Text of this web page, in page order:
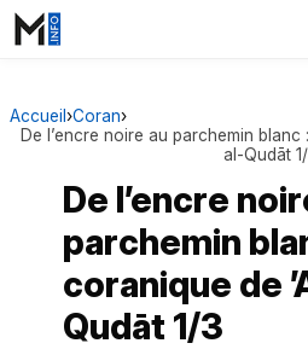
Accueil ›Coran›
De l’encre noire au parchemin blanc
al-Qudāt
De l’encre
parchemin
coranique de
Qudāt 1/3